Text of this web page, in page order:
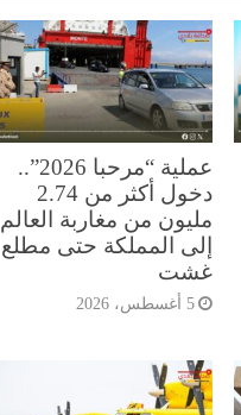
عملية “مرحبا 2026”..
دخول أكثر من 2.74
مليون من مغاربة العالم
إلى المملكة حتى مطلع
غشت
5 أغسطس، 2026